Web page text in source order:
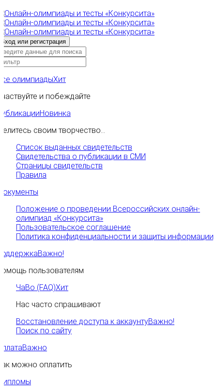
олимпиадыХит
и побеждайте
Новинка
своим творчество...
Список выданных свидетельств
Свидетельства о публикации в СМИ
Страницы свидетельств
Правила
Положение о проведении Всероссийских онлайн-
олимпиад «Конкурсита»
Пользовательское соглашение
Политика конфиденциальности и защиты информации
Важно!
пользователям
ЧаВо (FAQ)Хит
Нас часто спрашивают
Восстановление доступа к аккаунтуВажно!
Поиск по сайту
Важно
можно оплатить